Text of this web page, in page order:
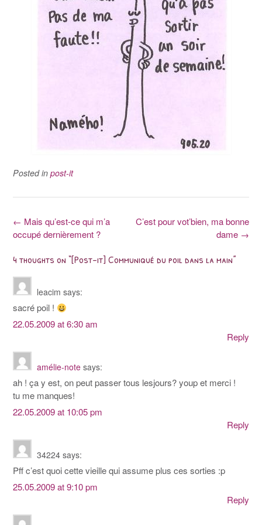
Posted in post-it
Post
navigation
C’est pour vot’bien, ma bonne
dame →
← Mais qu’est-ce qui m’a
occupé dernièrement ?
4 thoughts on “[Post-it] Communiqué du poil dans la main”
leacim says:
sacré poil !
22.05.2009 at 6:30 am
Reply
amélie-note says:
ah ! ça y est, on peut passer tous lesjours? youp et merci !
tu me manques!
22.05.2009 at 10:05 pm
Reply
34224 says:
Pff c’est quoi cette vieille qui assume plus ces sorties :p
25.05.2009 at 9:10 pm
Reply